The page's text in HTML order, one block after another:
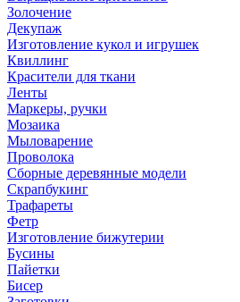
Золочение
Декупаж
Изготовление кукол и игрушек
Квиллинг
Красители для ткани
Ленты
Маркеры, ручки
Мозаика
Мыловарение
Проволока
Сборные деревянные модели
Скрапбукинг
Трафареты
Фетр
Изготовление бижутерии
Бусины
Пайетки
Бисер